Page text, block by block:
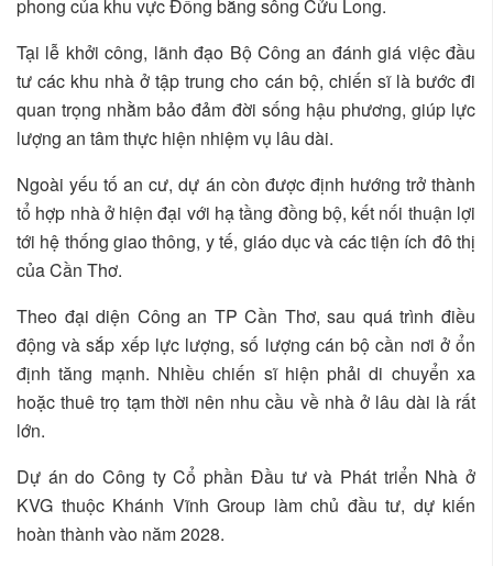
phong của khu vực Đồng bằng sông Cửu Long.
Tại lễ khởi công, lãnh đạo Bộ Công an đánh giá việc đầu
tư các khu nhà ở tập trung cho cán bộ, chiến sĩ là bước đi
quan trọng nhằm bảo đảm đời sống hậu phương, giúp lực
lượng an tâm thực hiện nhiệm vụ lâu dài.
Ngoài yếu tố an cư, dự án còn được định hướng trở thành
tổ hợp nhà ở hiện đại với hạ tầng đồng bộ, kết nối thuận lợi
tới hệ thống giao thông, y tế, giáo dục và các tiện ích đô thị
của Cần Thơ.
Theo đại diện Công an TP Cần Thơ, sau quá trình điều
động và sắp xếp lực lượng, số lượng cán bộ cần nơi ở ổn
định tăng mạnh. Nhiều chiến sĩ hiện phải di chuyển xa
hoặc thuê trọ tạm thời nên nhu cầu về nhà ở lâu dài là rất
lớn.
Dự án do Công ty Cổ phần Đầu tư và Phát triển Nhà ở
KVG thuộc Khánh Vĩnh Group làm chủ đầu tư, dự kiến
hoàn thành vào năm 2028.